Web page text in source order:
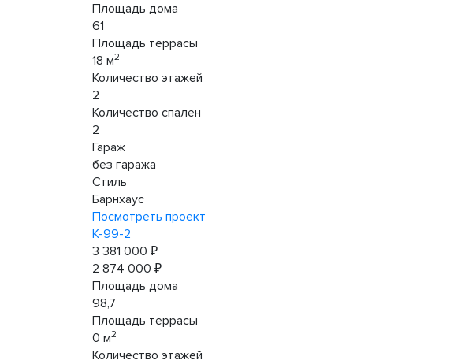
Площадь дома
61
Площадь террасы
18 м2
Количество этажей
2
Количество спален
2
Гараж
без гаража
Стиль
Барнхаус
Посмотреть проект
К-99-2
3 381 000 ₽
2 874 000 ₽
Площадь дома
98,7
Площадь террасы
0 м2
Количество этажей